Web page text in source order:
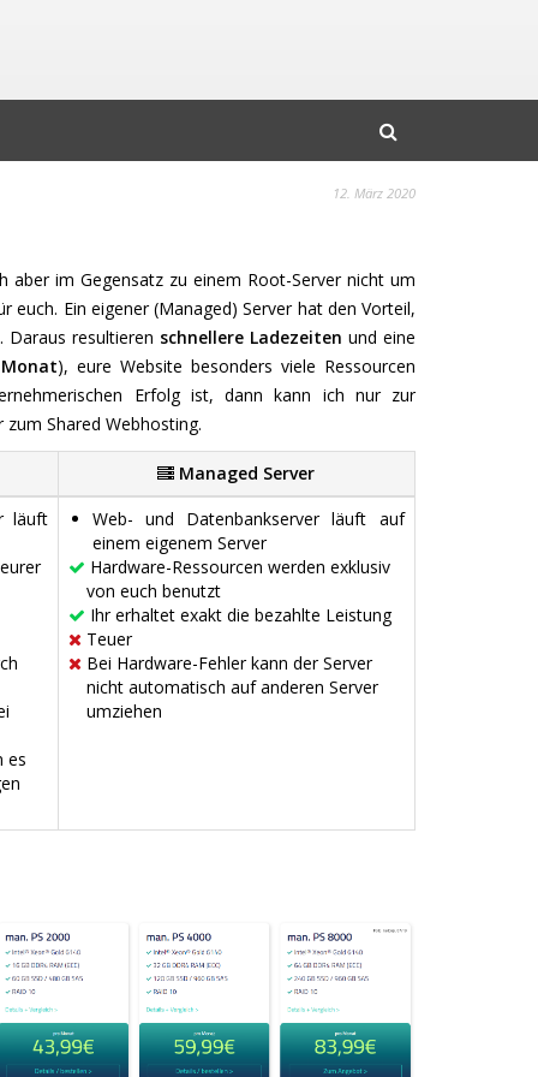
12. März 2020
aber im Gegensatz zu einem Root-Server nicht um
Ein eigener (Managed) Server hat den Vorteil,
Daraus resultieren schnellere Ladezeiten und eine
), eure Website besonders viele Ressourcen
Erfolg ist, dann kann ich nur zur
Shared Webhosting.
Managed Server
läuft
es
Web- und Datenbankserver läuft auf
einem eigenem Server
Hardware-Ressourcen werden exklusiv
von euch benutzt
Ihr erhaltet exakt die bezahlte Leistung
Teuer
Bei Hardware-Fehler kann der Server
nicht automatisch auf anderen Server
umziehen